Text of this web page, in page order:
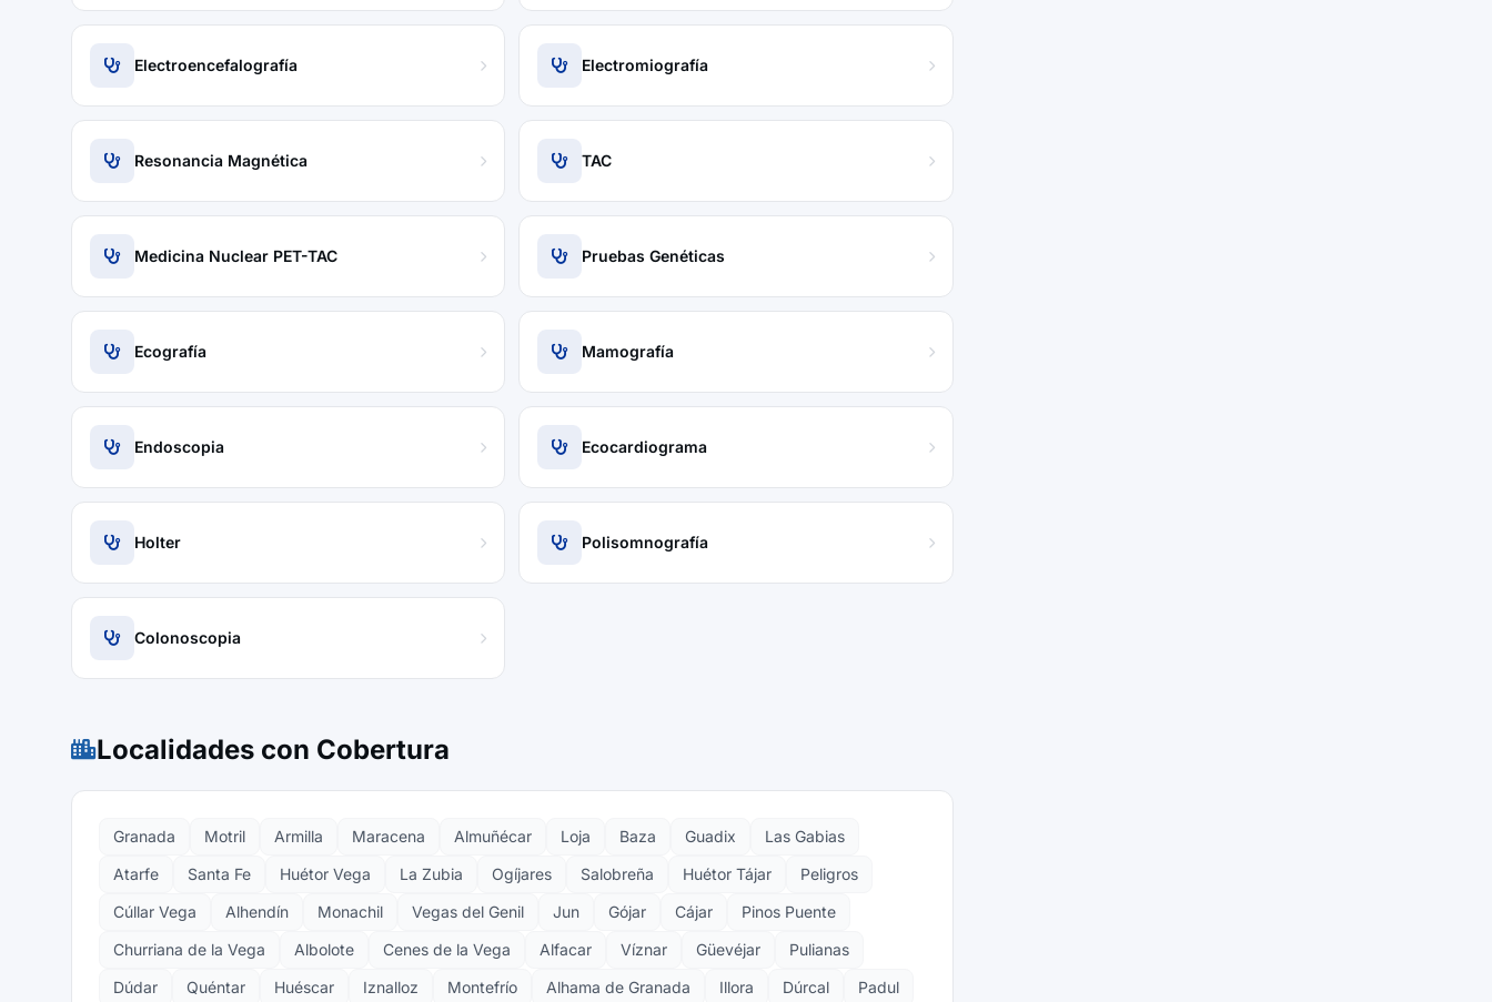
Electroencefalografía Electromiografía
Resonancia Magnética TAC
Medicina Nuclear PET-TAC Pruebas Genéticas
Ecografía Mamografía
Endoscopia Ecocardiograma
Holter Polisomnografía
Colonoscopia
Localidades con Cobertura
Granada Motril Armilla Maracena Almuñécar Loja Baza Guadix
Las Gabias
Atarfe
Santa Fe Huétor Vega La Zubia Ogíjares Salobreña Huétor Tájar
Peligros
Cúllar Vega
Alhendín Monachil Vegas del Genil Jun Gójar Cájar
Pinos Puente
Churriana de la Vega
Albolote Cenes de la Vega Alfacar Víznar Güevéjar
Pulianas
Dúdar
Quéntar Huéscar Iznalloz Montefrío Alhama de Granada Illora Dúrcal Padul